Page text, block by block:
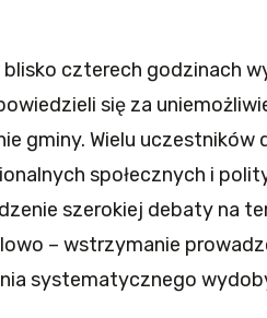
czterech godzinach
się za
gminy. Wielu uczestników
społecznych i
szerokiej debaty na
– wstrzymanie
systematycznego